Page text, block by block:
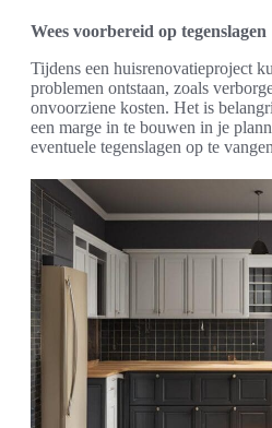
Wees voorbereid op tegenslagen
Tijdens een huisrenovatieproject
problemen ontstaan, zoals
onvoorziene kosten. Het is
een marge in te bouwen in je
eventuele tegenslagen op te